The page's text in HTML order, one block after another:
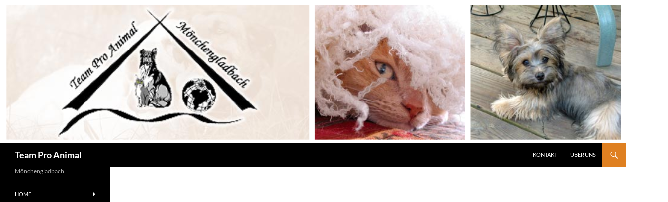
Team Pro Animal KONTAKT ÜBER UNS
Mönchengladbach
HOME